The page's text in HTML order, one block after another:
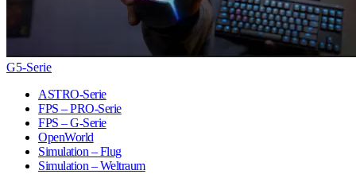
G5-Serie
ASTRO-Serie
FPS – PRO-Serie
FPS – G-Serie
OpenWorld
Simulation – Flug
Simulation – Weltraum